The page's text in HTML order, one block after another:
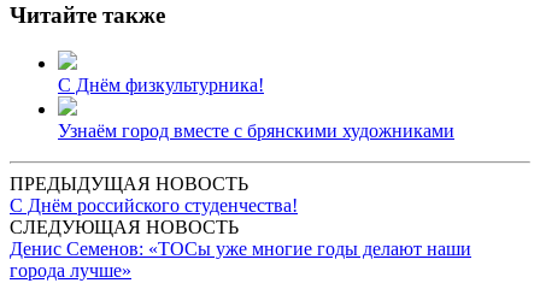
Читайте также
С Днём физкультурника!
Узнаём город вместе с брянскими художниками
ПРЕДЫДУЩАЯ НОВОСТЬ
С Днём российского студенчества!
СЛЕДУЮЩАЯ НОВОСТЬ
Денис Семенов: «ТОСы уже многие годы делают наши
города лучше»